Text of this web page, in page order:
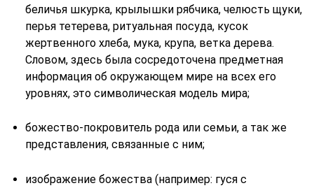
беличья шкурка, крылышки рябчика, челюсть щуки,
перья тетерева, ритуальная посуда, кусок
жертвенного хлеба, мука, крупа, ветка дерева.
Словом, здесь была сосредоточена предметная
информация об окружающем мире на всех его
уровнях, это символическая модель мира;
божество-покровитель рода или семьи, а так же
представления, связанные с ним;
изображение божества (например: гуся с